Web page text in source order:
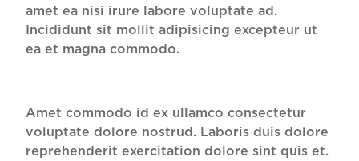
amet ea nisi irure labore voluptate ad.
Incididunt sit mollit adipisicing excepteur ut
ea et magna commodo.
Amet commodo id ex ullamco consectetur
voluptate dolore nostrud. Laboris duis dolore
reprehenderit exercitation dolore sint quis et.